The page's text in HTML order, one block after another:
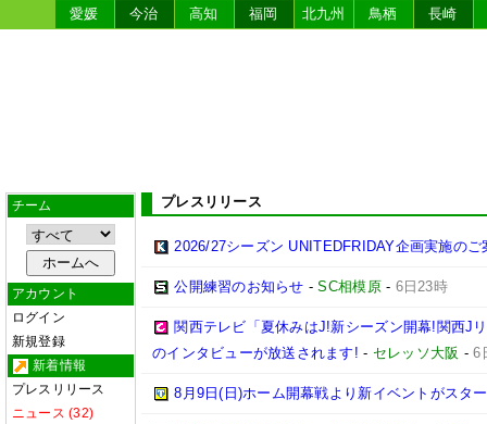
愛媛
今治 高知 福岡 北九州 鳥栖 長崎
チーム
アカウント
ログイン
新規登録
新着情報
プレスリリース
ニュース (32)
プレスリリース
2026/27シーズン UNITEDFRIDAY企画実施のご
公開練習のお知らせ -SC相模原- 6日23時
関西テレビ「夏休みはJ!新シーズン開幕!関西J
のインタビューが放送されます! - セレッソ大阪 -6
8月9日(日)ホーム開幕戦より新イベントがスタ